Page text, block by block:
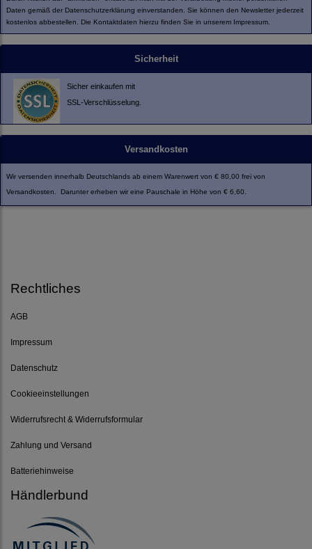
Daten gemäß der Datenschutzerklärung einverstanden. Sie können den Newsletter jederzeit
kostenlos abbestellen. Die Kontaktdaten hierzu finden Sie in unserem Impressum.
Sicherheit
Sicher einkaufen mit
SSL-Verschlüsselung.
Versandkosten
Wir versenden innerhalb Deutschlands ab einem Warenwert von € 80,00 frei von
Versandkosten. Darunter erheben wir eine Pauschale in Höhe von € 6,60.
Rechtliches
AGB
Impressum
Datenschutz
Cookieeinstellungen
Widerrufsrecht & Widerrufsformular
Zahlung und Versand
Batteriehinweise
Händlerbund